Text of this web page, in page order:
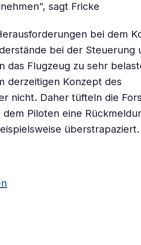
sagt Fricke
bei dem
bei der Steuerung
das Flugzeug zu sehr
derzeitigen Konzept des
nicht. Daher tüfteln die
Piloten eine
überstrapaziert.